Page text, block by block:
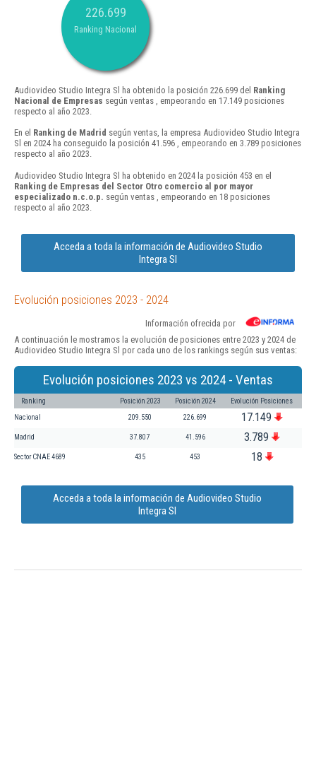
226.699
Ranking Nacional
Audiovideo Studio Integra Sl ha obtenido la posición 226.699 del Ranking
Nacional de Empresas según ventas , empeorando en 17.149 posiciones
respecto al año 2023.
En el Ranking de Madrid según ventas, la empresa Audiovideo Studio Integra
Sl en 2024 ha conseguido la posición 41.596 , empeorando en 3.789 posiciones
respecto al año 2023.
Audiovideo Studio Integra Sl ha obtenido en 2024 la posición 453 en el
Ranking de Empresas del Sector Otro comercio al por mayor
especializado n.c.o.p. según ventas , empeorando en 18 posiciones
respecto al año 2023.
Acceda a toda la información de Audiovideo Studio
Integra Sl
Evolución posiciones 2023 - 2024
Información ofrecida por
A continuación le mostramos la evolución de posiciones entre 2023 y 2024 de
Audiovideo Studio Integra Sl por cada uno de los rankings según sus ventas:
Evolución posiciones 2023 vs 2024 - Ventas
Ranking Posición 2023 Posición 2024 Evolución Posiciones
Nacional 209.550 226.699 17.149
Madrid 37.807 41.596 3.789
Sector CNAE 4689 435 453 18
Acceda a toda la información de Audiovideo Studio
Integra Sl